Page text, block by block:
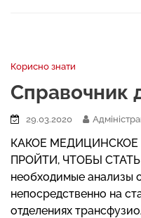
Корисно знати
Справочник
29.03.2020
КАКОЕ
ПРОЙТИ, ЧТОБЫ
необходимые анализы
непосредственно на
отделениях